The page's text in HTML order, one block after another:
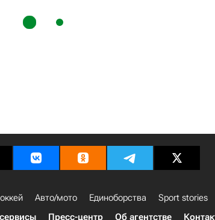
Авто/мото Единоборства Sport stories
Пресс-центр Об агентстве